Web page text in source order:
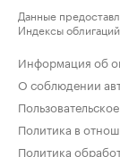
Данные
Индексы
Информация об
О соблюдении
Политика в
Политика